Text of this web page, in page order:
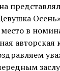
место в
авторская